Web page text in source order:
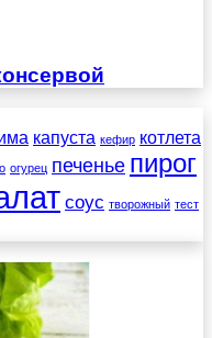
капуста кефир котлета
огурец печенье пирог
соус творожный тест